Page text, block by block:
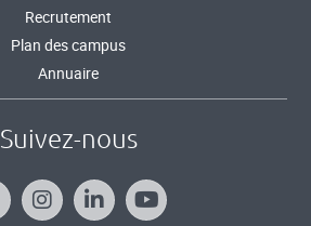
Recrutement
Plan des campus
Annuaire
Suivez-nous